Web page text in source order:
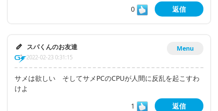
0
返信
Menu
スパくんのお友達
2022-02-23 0:31:15
サメは欲しい そしてサメPCのCPUが人間に反乱を起こすわ
けよ
1
返信